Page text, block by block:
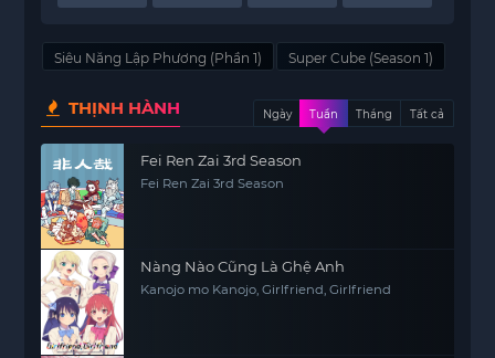
Siêu Năng Lập Phương (Phần 1) Super Cube (Season 1)
THỊNH HÀNH Ngày Tuần Tháng Tất cả
Fei Ren Zai 3rd Season
Fei Ren Zai 3rd Season
Nàng Nào Cũng Là Ghệ Anh
Kanojo mo Kanojo, Girlfriend, Girlfriend